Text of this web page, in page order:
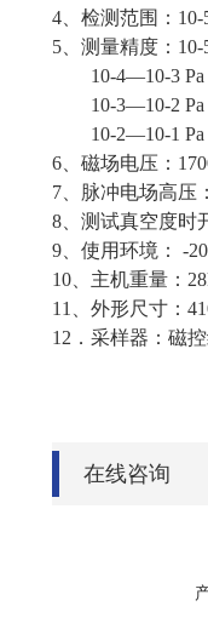
4、检测范围：
5、测量精度：
10-4—10-3 Pa
10-3—10-2 Pa
10-2—10-1 Pa
6、磁场电压：
7、脉冲电场高压
8、测试真空度时
9、使用环境： -
10、主机重量：
11、外形尺寸：
12．采样器：磁
在线咨询